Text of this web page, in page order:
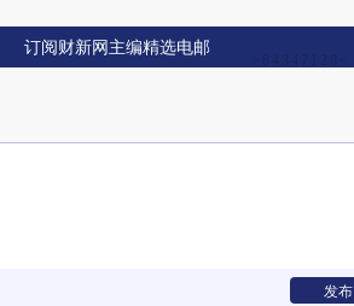
订阅财新网主编精选电邮
发布